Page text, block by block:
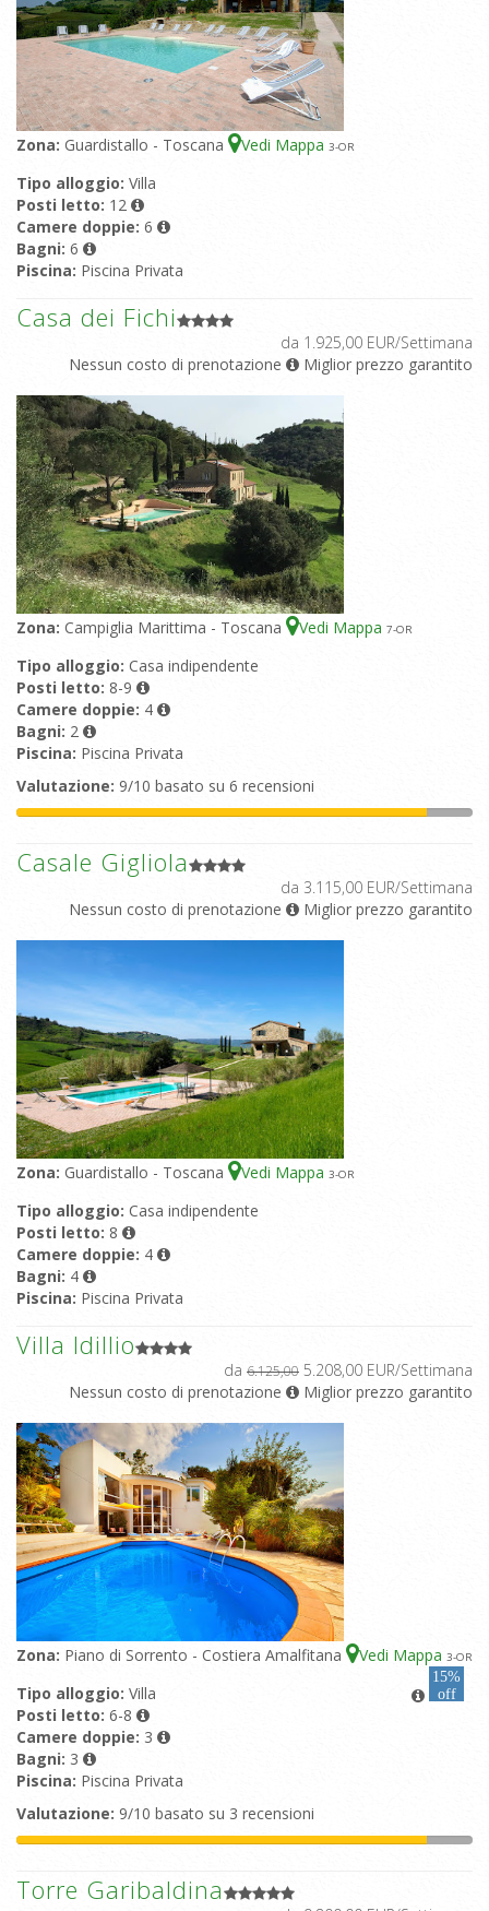
Zona: Guardistallo - Toscana Vedi Mappa 3-OR
Tipo alloggio: Villa
Posti letto: 12
Camere doppie: 6
Bagni: 6
Piscina: Piscina Privata
Casa dei Fichi
da 1.925,00 EUR/Settimana
Nessun costo di prenotazione
Miglior prezzo garantito
Zona: Campiglia Marittima - Toscana Vedi Mappa 7-OR
Tipo alloggio: Casa indipendente
Posti letto: 8-9
Camere doppie: 4
Bagni: 2
Piscina: Piscina Privata
Valutazione: 9/10 basato su 6 recensioni
Casale Gigliola
da 3.115,00 EUR/Settimana
Nessun costo di prenotazione
Miglior prezzo garantito
Zona: Guardistallo - Toscana Vedi Mappa 3-OR
Tipo alloggio: Casa indipendente
Posti letto: 8
Camere doppie: 4
Bagni: 4
Piscina: Piscina Privata
Villa Idillio
da 6.125,00 5.208,00 EUR/Settimana
Nessun costo di prenotazione
Miglior prezzo garantito
Zona: Piano di Sorrento - Costiera Amalfitana Vedi Mappa 3-OR
15%
off
Tipo alloggio: Villa
Posti letto: 6-8
Camere doppie: 3
Bagni: 3
Piscina: Piscina Privata
Valutazione: 9/10 basato su 3 recensioni
Torre Garibaldina